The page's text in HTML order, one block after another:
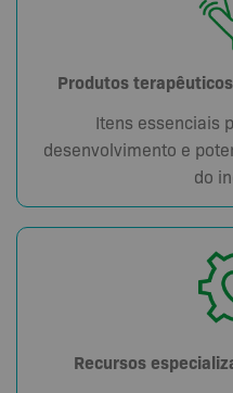
Produtos
Itens essenciais
desenvolvimento e
do
Recursos